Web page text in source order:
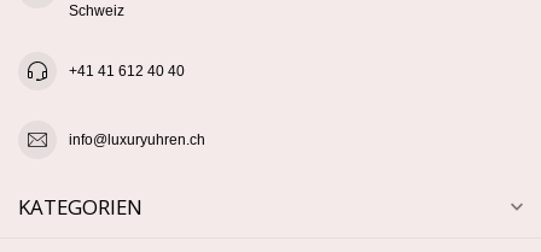
Schweiz
+41 41 612 40 40
info@luxuryuhren.ch
KATEGORIEN